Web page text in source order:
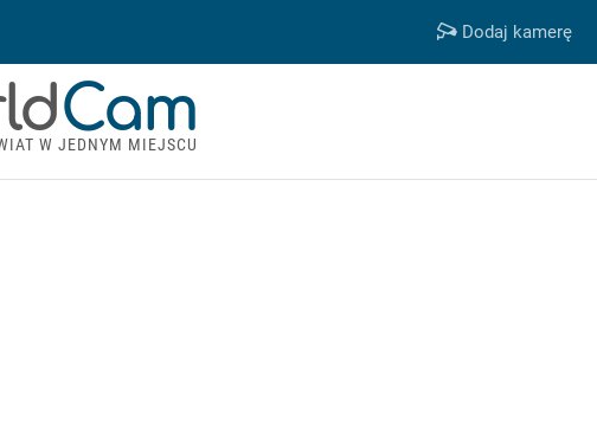
Dodaj kamerę
Cam
W JEDNYM MIEJSCU